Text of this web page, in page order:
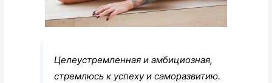
Целеустремленная и амбициозная,
стремлюсь к успеху и саморазвитию.